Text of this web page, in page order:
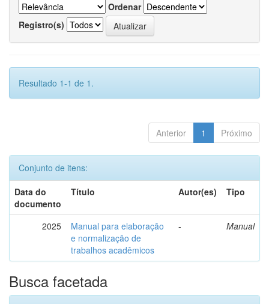
Ordenar
Registro(s)
Resultado 1-1 de 1.
Anterior 1 Próximo
Conjunto de itens:
Data do
documento
Título Autor(es) Tipo
2025
Manual para elaboração
e normalização de
trabalhos acadêmicos
- Manual
Busca facetada